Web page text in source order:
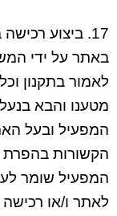
17. ביצוע
באתר על ידי
לאמור בתקנון
מטענו והבא
המפעיל ובעל
הקשורות בהפרת
המפעיל שומר
לאתר ו/או רכישה